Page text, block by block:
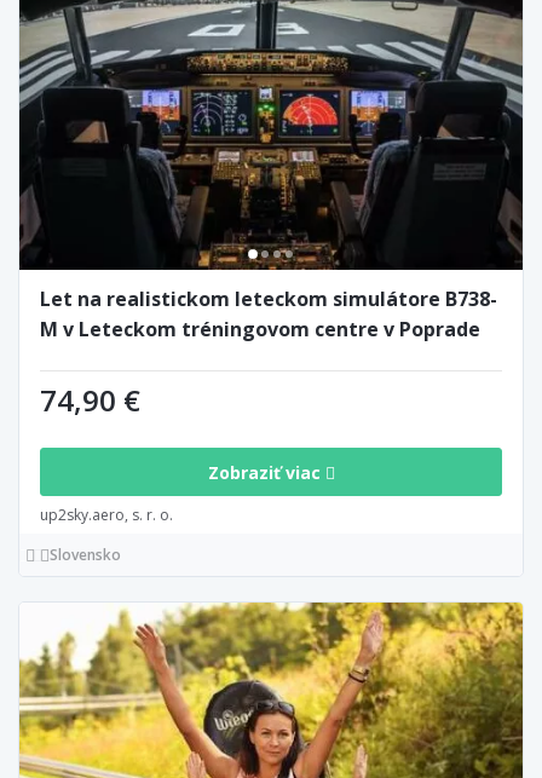
Let na realistickom leteckom simulátore B738-
M v Leteckom tréningovom centre v Poprade
74,90 €
Zobraziť viac
up2sky.aero, s. r. o.
Slovensko